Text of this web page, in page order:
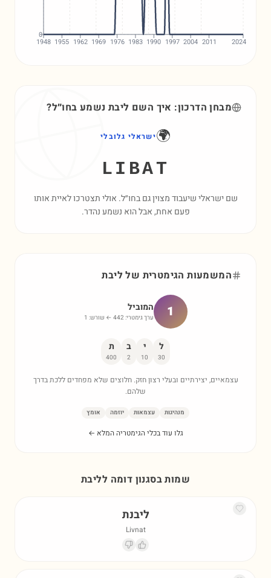
1948 1955 1962 1969 1976 1983 1990 1997 2004 2011 2024
0
מבחן הדרכון: איך השם ליבת נשמע בחו״ל?
🌍ישראלי גלובלי
LIBAT
שם ישראלי שיעבוד מצוין גם בחו״ל. אולי תצטרכו לאיית אותו
פעם אחת, אבל הוא נשמע נהדר.
המשמעות הגימטרית שלליבת
1 המוביל
ערך גימטרי:442 ← שורש: 1
ל
30
י
10
ב
2
ת
400
עצמאיים, יצירתיים ובעלי רצון חזק. חלוצים שלא מפחדים ללכת בדרך
שלהם.
מנהיגות עצמאות יוזמה אומץ
גלו עוד בכלי הגימטריה המלא ←
שמות בסגנון דומה לליבת
ליבנת
Livnat